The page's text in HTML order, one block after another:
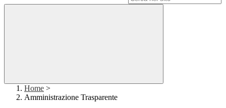
Home >
Amministrazione Trasparente